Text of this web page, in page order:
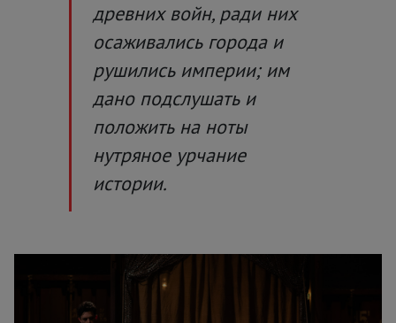
древних войн, ради них
осаживались города и
рушились империи; им
дано подслушать и
положить на ноты
нутряное урчание
истории.